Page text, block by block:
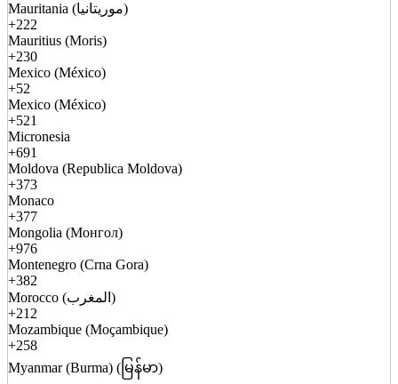
Mauritania (موريتانيا)
+222
Mauritius (Moris)
+230
Mexico (México)
+52
Mexico (México)
+521
Micronesia
+691
Moldova (Republica Moldova)
+373
Monaco
+377
Mongolia (Монгол)
+976
Montenegro (Crna Gora)
+382
Morocco (المغرب)
+212
Mozambique (Moçambique)
+258
Myanmar (Burma) (မြန်မာ)